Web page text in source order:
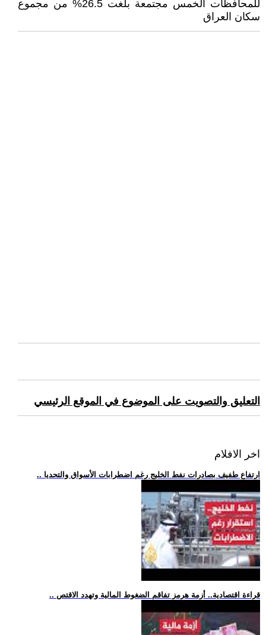
للمحافظات الخمس مجتمعة بلغت 26.5% من مجموع
سكان العراق
التعليق والتصويت على الموضوع في الموقع الرئيسي
اخر الافلام
.. ارتفاع طفيف بصادرات نفط الخليج رغم اضطرابات الأسواق والتحديا
.. قراءة اقتصادية.. أزمة هرمز تفاقم الضغوط المالية وتهدد الاقتص